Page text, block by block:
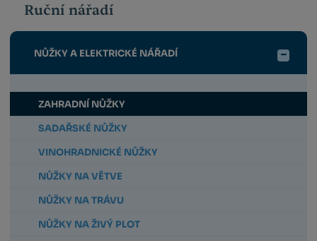
Ruční nářadí
NŮŽKY A ELEKTRICKÉ NÁŘADÍ
ZAHRADNÍ NŮŽKY
SADAŘSKÉ NŮŽKY
VINOHRADNICKÉ NŮŽKY
NŮŽKY NA VĚTVE
NŮŽKY NA TRÁVU
NŮŽKY NA ŽIVÝ PLOT